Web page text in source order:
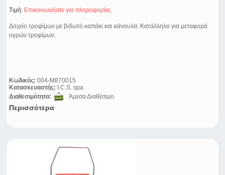
Τιμή: Eπικοινωνήστε για πληροφορίες
Δοχείο τροφίμων με βιδωτό καπάκι και κάνουλα. Κατάλληλο για μεταφορά
υγρών τροφίμων.
Κωδικός: 004-M870015
Κατασκευαστής: I.C.S. spa
Διαθεσιμότητα:
Άμεσα Διαθέσιμο
Περισσότερα